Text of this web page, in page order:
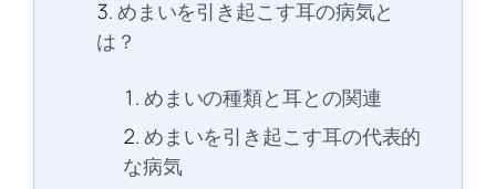
めまいを引き起こす耳の病気と
は？
めまいの種類と耳との関連
めまいを引き起こす耳の代表的
な病気